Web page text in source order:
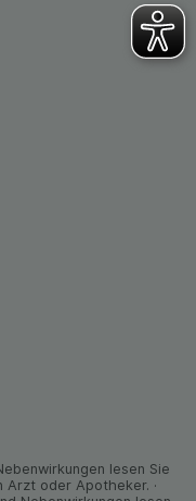
lesen Sie
Arzt oder Apo­theker. ·